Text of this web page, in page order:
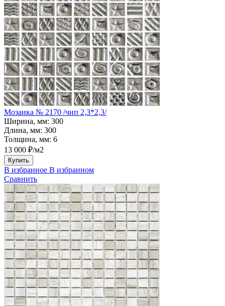
Мозаика № 2170 /чип 2,3*2,3/
Ширина, мм: 300
Длина, мм: 300
Толщина, мм: 6
13 000 ₽/м2
Купить
В избранное В избранном
Сравнить